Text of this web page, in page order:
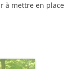
à mettre en place